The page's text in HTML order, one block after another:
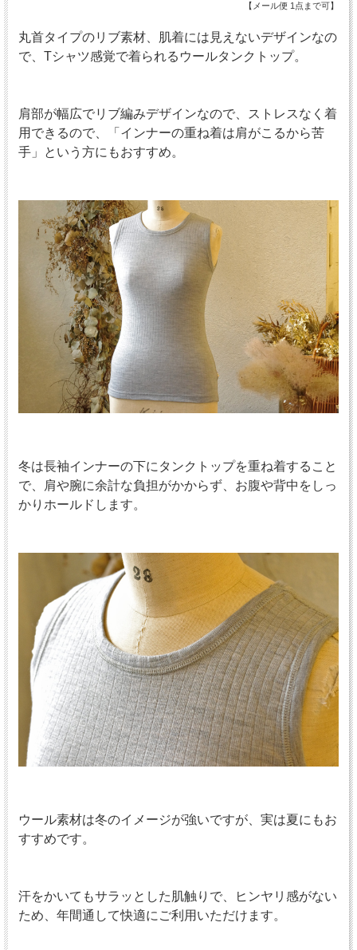
【メール便 1点まで可】
丸首タイプのリブ素材、肌着には見えないデザインなの
で、Tシャツ感覚で着られるウールタンクトップ。
肩部が幅広でリブ編みデザインなので、ストレスなく着
用できるので、
「インナーの重ね着は肩がこるから苦
手」という方にもおすすめ。
冬は長袖インナーの下にタンクトップを重ね着すること
で、肩や腕に余計な負担がかからず、お腹や背中をしっ
かりホールドします。
ウール素材は冬のイメージが強いですが、実は夏にもお
すすめです。
汗をかいてもサラッとした肌触りで、ヒンヤリ感がない
ため、年間通して快適にご利用いただけます。